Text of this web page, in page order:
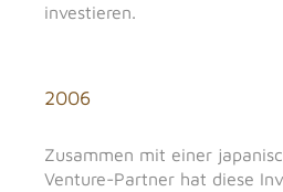
investieren.
2006
Zusammen mit einer
Venture-Partner hat diese